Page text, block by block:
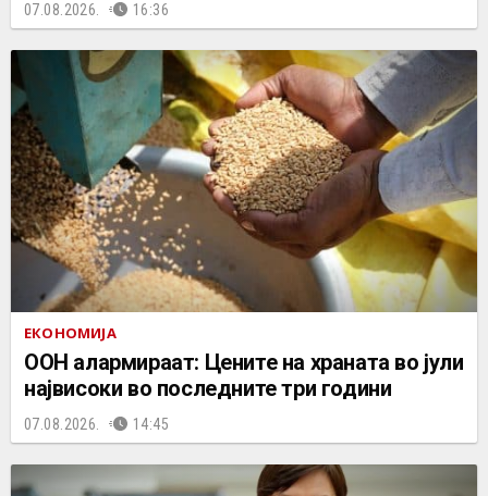
07.08.2026. 16:36
ЕКОНОМИЈА
ООН алармираат: Цените на храната во јули
највисоки во последните три години
07.08.2026. 14:45